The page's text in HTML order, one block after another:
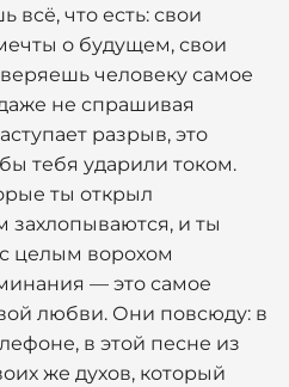
всё, что есть: свои
о будущем, свои
человеку самое
не спрашивая
разрыв, это
тебя ударили током.
ты открыл
захлопываются, и ты
целым ворохом
— это самое
любви. Они повсюду: в
в этой песне из
же духов, который